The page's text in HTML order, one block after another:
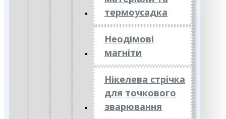
термоусадка
Неодімові
магніти
Нікелева стрічка
для точкового
зварювання